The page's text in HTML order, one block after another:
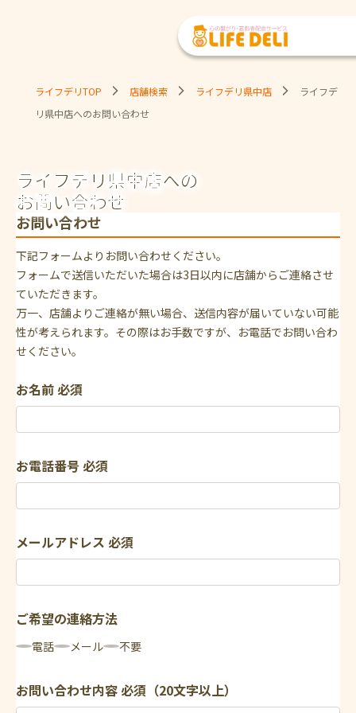
ライフデリTOP 店舗検索 ライフデリ県中店
ライフデ
リ県中店へのお問い合わせ
ライフデリ県中店への
お問い合わせ
お問い合わせ
下記フォームよりお問い合わせください。
フォームで送信いただいた場合は3日以内に店舗からご連絡させ
ていただきます。
万一、店舗よりご連絡が無い場合、送信内容が届いていない可能
性が考えられます。その際はお手数ですが、お電話でお問い合わ
せください。
お名前必須
お電話番号必須
メールアドレス 必須
ご希望の連絡方法
電話 メール 不要
お問い合わせ内容必須（20文字以上）